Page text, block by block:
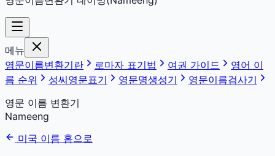
메뉴
영문이름변환기란
로마자 표기법 여권 가이드
영어 이
름 순위
성씨영문표기 영문명생성기
영문이름검사기
영문 이름 변환기
Nameeng
미국 이름 홈으로